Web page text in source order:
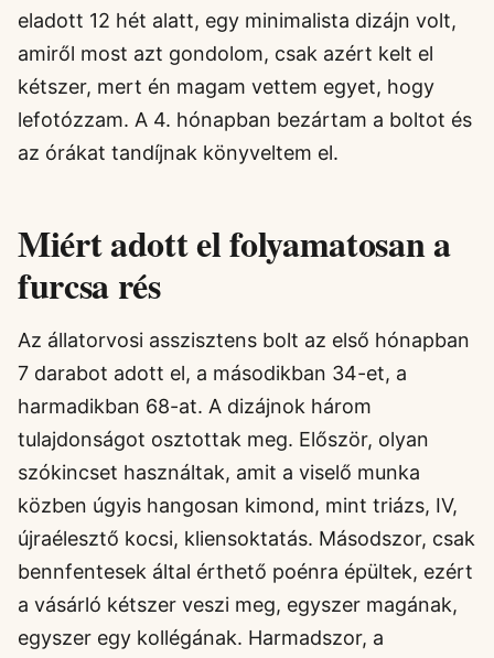
eladott 12 hét alatt, egy minimalista dizájn volt,
amiről most azt gondolom, csak azért kelt el
kétszer, mert én magam vettem egyet, hogy
lefotózzam. A 4. hónapban bezártam a boltot és
az órákat tandíjnak könyveltem el.
Miért adott el folyamatosan a
furcsa rés
Az állatorvosi asszisztens bolt az első hónapban
7 darabot adott el, a másodikban 34-et, a
harmadikban 68-at. A dizájnok három
tulajdonságot osztottak meg. Először, olyan
szókincset használtak, amit a viselő munka
közben úgyis hangosan kimond, mint triázs, IV,
újraélesztő kocsi, kliensoktatás. Másodszor, csak
bennfentesek által érthető poénra épültek, ezért
a vásárló kétszer veszi meg, egyszer magának,
egyszer egy kollégának. Harmadszor, a